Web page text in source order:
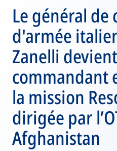
Le général de
d'armée
Zanelli
commandant
la mission
dirigée par
Afghanistan